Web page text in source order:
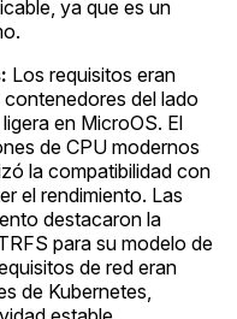
ya que es un
Los requisitos eran
del lado
en MicroOS. El
de CPU modernos
la compatibilidad con
el rendimiento. Las
destacaron la
para su modelo de
de red eran
de Kubernetes,